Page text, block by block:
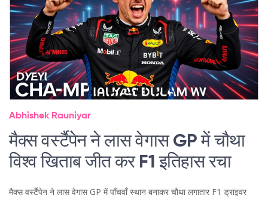
Abhishek Rauniyar
मैक्स वर्स्टैपेन ने लास वेगास GP में चौथा
विश्व खिताब जीत कर F1 इतिहास रचा
मैक्स वर्स्टैपेन ने लास वेगास GP में पाँचवाँ स्थान बनाकर चौथा लगातार F1 ड्राइवर